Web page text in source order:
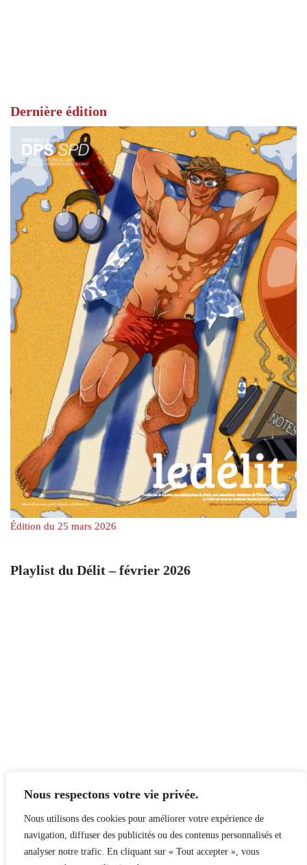
Nous respectons votre vie privée.
Nous utilisons des cookies pour améliorer votre expérience de
navigation, diffuser des publicités ou des contenus personnalisés et
analyser notre trafic. En cliquant sur « Tout accepter », vous
Dernière édition
Édition du 25 mars 2026
Playlist du Délit – février 2026